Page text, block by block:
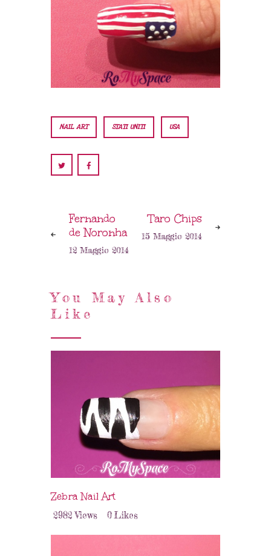
NAIL ART STATI UNITI USA
Fernando
de Noronha
12 Maggio 2014
Taro Chips
15 Maggio 2014
You May Also
Like
Zebra Nail Art
2982 Views 0Likes